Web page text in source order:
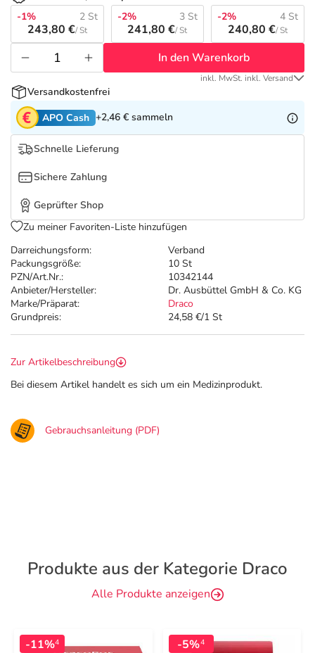
Tierapotheke
Vitamine & Mineralstoffe
Marken
Täglich gut versorgt
Salus Deals
Darreichungsform:
Verband
Packungsgröße:
10 St
PZN/Art.Nr.:
10342144
Anbieter/Hersteller:
Dr. Ausbüttel GmbH & Co. KG
Marke/Präparat:
Draco
Grundpreis:
24,58 €/1 St
-1%
2 St
243,80 €/ St
-2% 3 St
241,80 €/ St
-2% 4 St
240,80 €/ St
In den Warenkorb
inkl. MwSt. inkl. Versand
Versandkostenfrei
APO Cash +2,46 € sammeln
Schnelle Lieferung
Sichere Zahlung
Geprüfter Shop
Zu meiner Favoriten-Liste hinzufügen
Zur Artikelbeschreibung
Bei diesem Artikel handelt es sich um ein Medizinprodukt.
Gebrauchsanleitung (PDF)
Produkte aus der Kategorie Draco
Alle Produkte anzeigen
-11%4 -5%4